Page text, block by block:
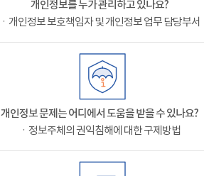
개인정보를 누가 관리하고 있나요?
ㆍ개인정보 보호책임자 및 개인정보 업무 담당부서
개인정보 문제는 어디에서 도움을 받을 수 있나요?
ㆍ정보주체의 권익침해에 대한 구제방법